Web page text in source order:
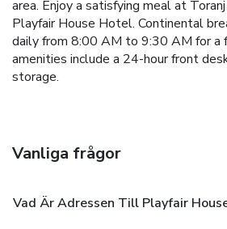
area. Enjoy a satisfying meal at
Playfair House Hotel. Continental
daily from 8:00 AM to 9:30 AM for a
amenities include a 24-hour front
storage.
Vanliga frågor
Vad Är Adressen Till Playfair